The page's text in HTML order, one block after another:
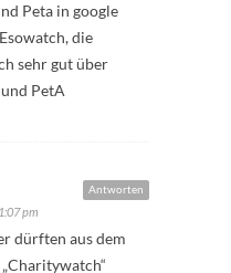
Peta in google
die
sehr gut über
PetA
Antworten
pm
dürften aus dem